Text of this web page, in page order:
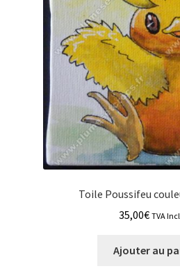
Toile Poussifeu
35,00€ TVA
Ajouter au